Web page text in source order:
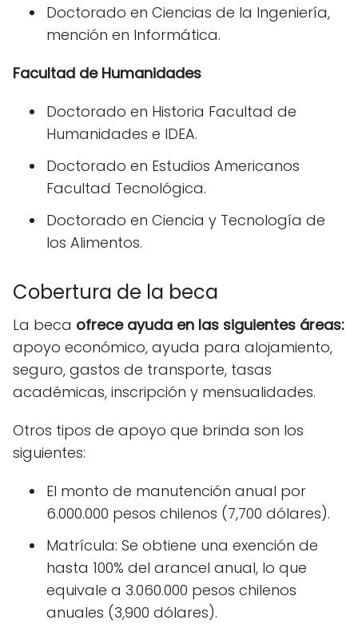
Doctorado en Ciencias de la Ingeniería,
mención en Informática.
Facultad de Humanidades
Doctorado en Historia Facultad de
Humanidades e IDEA.
Doctorado en Estudios Americanos
Facultad Tecnológica.
Doctorado en Ciencia y Tecnología de
los Alimentos.
Cobertura de la beca
La beca ofrece ayuda en las siguientes áreas:
apoyo económico, ayuda para alojamiento,
seguro, gastos de transporte, tasas
académicas, inscripción y mensualidades.
Otros tipos de apoyo que brinda son los
siguientes:
El monto de manutención anual por
6.000.000 pesos chilenos (7,700 dólares).
Matrícula: Se obtiene una exención de
hasta 100% del arancel anual, lo que
equivale a 3.060.000 pesos chilenos
anuales (3,900 dólares).